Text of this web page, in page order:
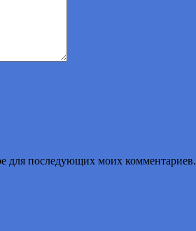
для последующих моих комментариев.